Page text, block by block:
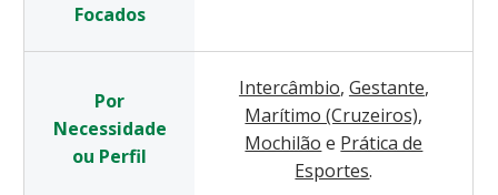
Focados
Por
Necessidade
ou Perfil
Intercâmbio, Gestante,
Marítimo (Cruzeiros),
Mochilão e Prática de
Esportes.